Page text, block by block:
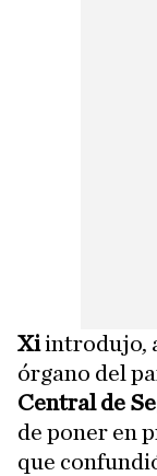
Xiintrodujo,
órgano del
Central de
de poner en
que